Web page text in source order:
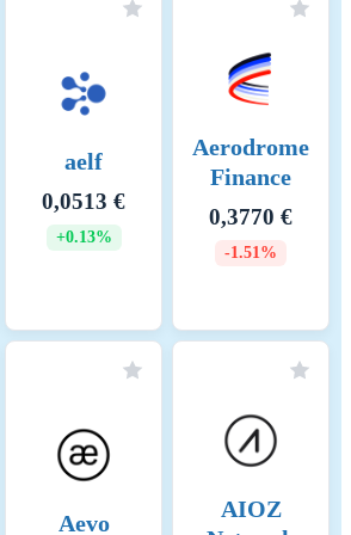
must stake at least 32 ETH
randomly chosen to propose
the next block. Once
verify the blocks integrity.
The network operates on a
slot and epoch system, where
a new block is proposed
every 12 seconds, and
Casper-FFG. The Beacon
Chain coordinates validators,
while the fork-choice rule
chain follows the heaviest
accumulated validator votes.
Validators earn rewards for
proposing and verifying
blocks, but face slashing for
aelf
0,0513 €
+0.13%
Aerodrome
Finance
0,3770 €
-1.51%
Aevo
AIOZ